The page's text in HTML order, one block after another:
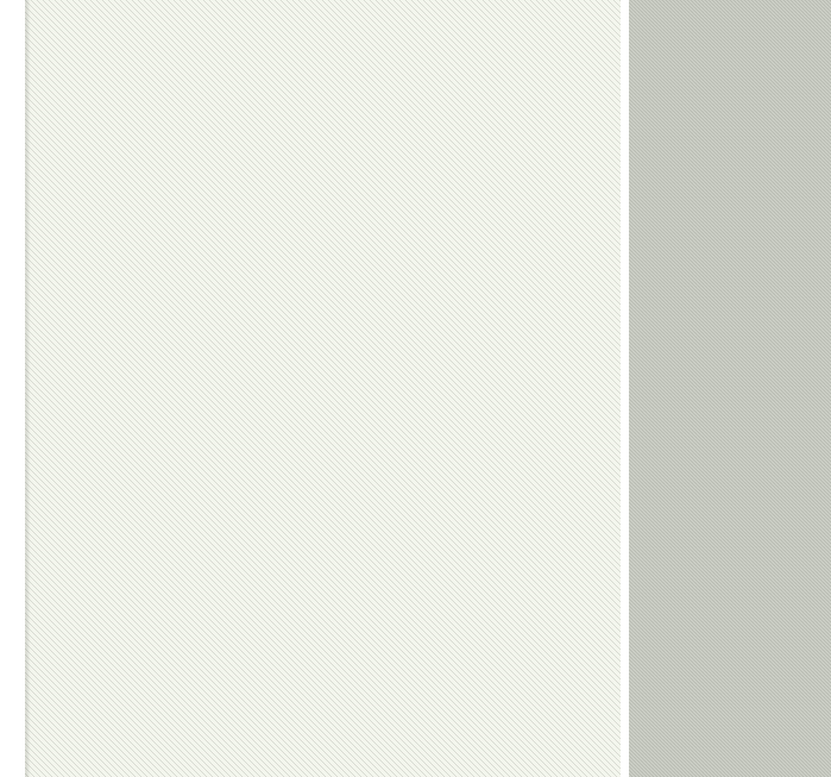
Николай
Спинев
Хасанби
Таов
Ольга
Капранова
Николай
Горелов
Вадим
Иванов
Бувайсар
Сайтиев
Юрий
Шахмурадов
Гоги
Когуашвили
Александр
Карелин
Николай
Попов
Тамерлан
Башаев
Наталья
Кузютина
Денис
Аблязин
Валентина
Родионенко
Валерий
Алфосов
Евгений
Гребенкин
Вячеслав
Фетисов
Ксения
Семенова
Алексей
Дудченко
Ирина
Караваева